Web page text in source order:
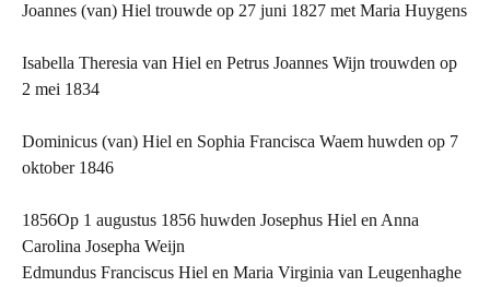
Joannes (van) Hiel trouwde op 27 juni 1827 met Maria Huygens
Isabella Theresia van Hiel en Petrus Joannes Wijn trouwden op
2 mei 1834
Dominicus (van) Hiel en Sophia Francisca Waem huwden op 7
oktober 1846
1856Op 1 augustus 1856 huwden Josephus Hiel en Anna
Carolina Josepha Weijn
Edmundus Franciscus Hiel en Maria Virginia van Leugenhaghe